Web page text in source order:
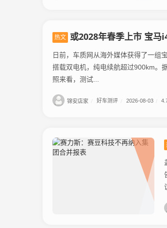
热文 或2028年春季上市 宝马
日前，车质网从海外媒体获得了一组
搭载双电机，纯电续航超过900km。据悉，该
照来看，测试...
锦安店家 好车测评 2026-08-03